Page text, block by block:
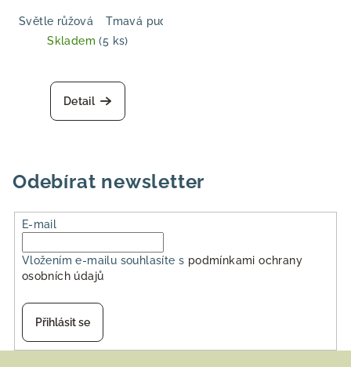
Světle růžová Tmavá pudrová růžová
Skladem(5 ks)
hodnocení
produktu
hvězdiček.
Detail
Odebírat newsletter
E-mail
Vložením e-mailu souhlasíte s podmínkami ochrany
osobních údajů
Přihlásit se